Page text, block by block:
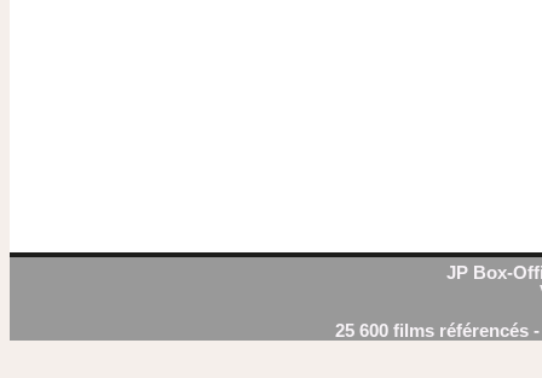
JP Box-
25 600 films référencés